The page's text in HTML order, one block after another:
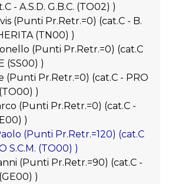
- A.S.D. G.B.C. (TO02) )
(Punti Pr.Retr.=0) (cat.C - B.
(TN00) )
(Punti Pr.Retr.=0) (cat.C
(SS00) )
(Punti Pr.Retr.=0) (cat.C - PRO
)
(Punti Pr.Retr.=0) (cat.C -
)
(Punti Pr.Retr.=120) (cat.C
S.C.M. (TO00) )
(Punti Pr.Retr.=90) (cat.C -
)